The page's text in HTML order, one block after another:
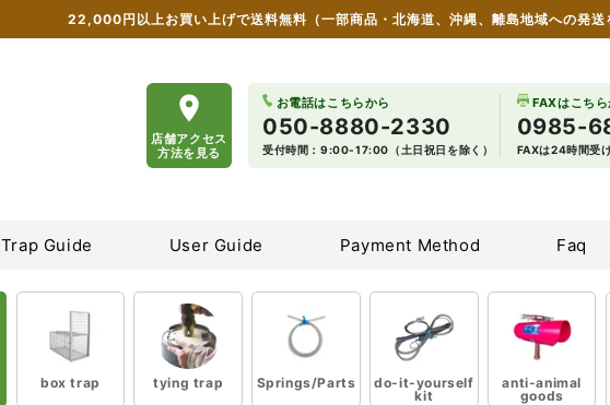
22,000円以上お買い上げで送料無料 （一部商品・北海道、沖縄、離島地域への発
店舗アクセス
方法を見る
お電話はこちらから
050-8880-2330
受付時間：9:00-17:00（土日祝日を除く）
FAXはこちら
0985-
FAXは24時間受
Trap Guide User Guide Payment Method Faq
box trap tying trap Springs/Parts
do-it-yourself
kit
anti-animal
goods